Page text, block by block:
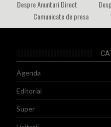
Despre Anunturi Direct
Comunicate de presa
Agenda
Editorial
Super